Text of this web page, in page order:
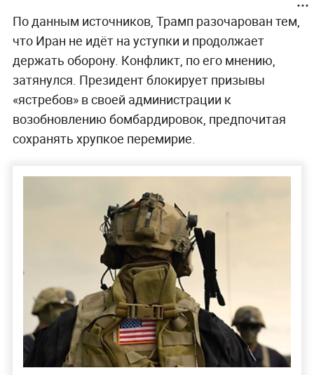
По данным источников, Трамп разочарован тем,
что Иран не идёт на уступки и продолжает
держать оборону. Конфликт, по его мнению,
затянулся. Президент блокирует призывы
«ястребов» в своей администрации к
возобновлению бомбардировок, предпочитая
сохранять хрупкое перемирие.